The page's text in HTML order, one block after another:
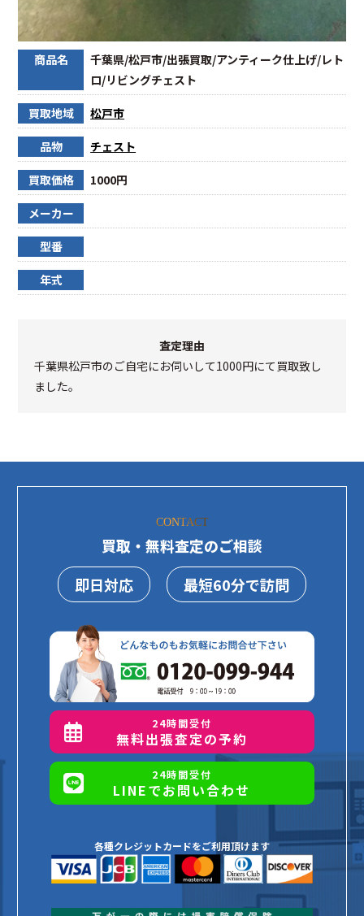
商品名
千葉県/松戸市/出張買取/アンティーク仕上げ/レト
ロ/リビングチェスト
買取地域 松戸市
品物 チェスト
買取価格 1000円
メーカー
型番
年式
査定理由
千葉県松戸市のご自宅にお伺いして1000円にて買取致し
ました。
CONTACT
買取・無料査定のご相談
即日対応
最短60分で訪問
24時間受付
無料出張査定の予約
24時間受付
LINEでお問い合わせ
各種クレジットカードをご利用頂けます